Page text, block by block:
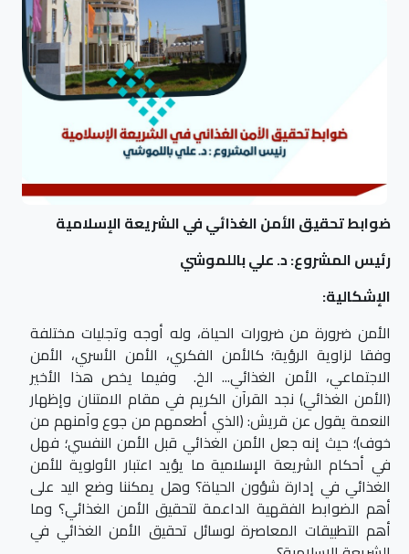
ضوابط تحقيق الأمن الغذائي في الشريعة الإسلامية
رئيس المشروع: د. علي باللموشي
الإشكالية:
الأمن ضرورة من ضرورات الحياة، وله أوجه وتجليات مختلفة
وفقا لزاوية الرؤية؛ كالأمن الفكري، الأمن الأسري، الأمن
الاجتماعي، الأمن الغذائي... الخ. وفيما يخص هذا الأخير
(الأمن الغذائي) نجد القرآن الكريم في مقام الامتنان وإظهار
النعمة يقول عن قريش: ﴿الذي أطعمهم من جوع وآمنهم من
خوف﴾؛ حيث إنه جعل الأمن الغذائي قبل الأمن النفسي؛ فهل
في أحكام الشريعة الإسلامية ما يؤيد اعتبار الأولوية للأمن
الغذائي في إدارة شؤون الحياة؟ وهل يمكننا وضع اليد على
أهم الضوابط الفقهية الداعمة لتحقيق الأمن الغذائي؟ وما
أهم التطبيقات المعاصرة لوسائل تحقيق الأمن الغذائي في